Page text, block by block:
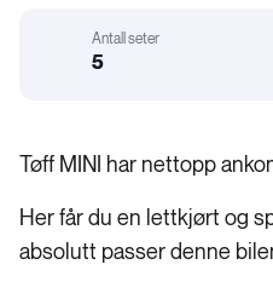
Antall seter
5
Tøff MINI har nettopp
Her får du en lettkjørt og
absolutt passer denne